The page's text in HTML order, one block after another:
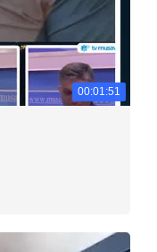
00:01:51